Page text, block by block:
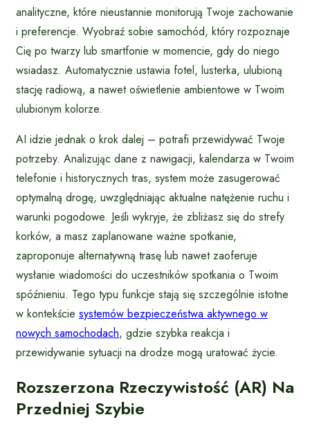
analityczne, które nieustannie monitorują Twoje zachowanie
i preferencje. Wyobraź sobie samochód, który rozpoznaje
Cię po twarzy lub smartfonie w momencie, gdy do niego
wsiadasz. Automatycznie ustawia fotel, lusterka, ulubioną
stację radiową, a nawet oświetlenie ambientowe w Twoim
ulubionym kolorze.
AI idzie jednak o krok dalej – potrafi przewidywać Twoje
potrzeby. Analizując dane z nawigacji, kalendarza w Twoim
telefonie i historycznych tras, system może zasugerować
optymalną drogę, uwzględniając aktualne natężenie ruchu i
warunki pogodowe. Jeśli wykryje, że zbliżasz się do strefy
korków, a masz zaplanowane ważne spotkanie,
zaproponuje alternatywną trasę lub nawet zaoferuje
wysłanie wiadomości do uczestników spotkania o Twoim
spóźnieniu. Tego typu funkcje stają się szczególnie istotne
w kontekście systemów bezpieczeństwa aktywnego w
nowych samochodach, gdzie szybka reakcja i
przewidywanie sytuacji na drodze mogą uratować życie.
Rozszerzona Rzeczywistość (AR) Na
Przedniej Szybie